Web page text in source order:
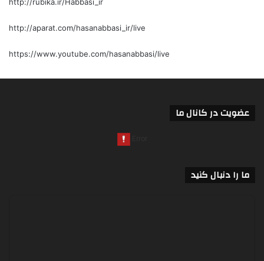
http://aparat.com/hasanabbasi_ir/live
https://www.youtube.com/hasanabbasi/live
عضویت در کانال ما
ما را دنبال کنید